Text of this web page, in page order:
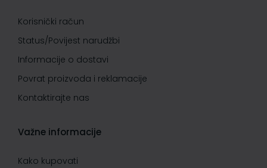
Korisnički račun
Status/Povijest narudžbi
Informacije o dostavi
Povrat proizvoda i reklamacije
Kontaktirajte nas
Važne informacije
Kako kupovati